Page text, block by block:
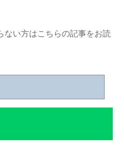
ない方はこちらの記事をお読